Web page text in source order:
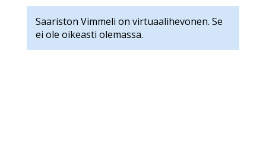
Saariston Vimmeli on virtuaalihevonen. Se
ei ole oikeasti olemassa.